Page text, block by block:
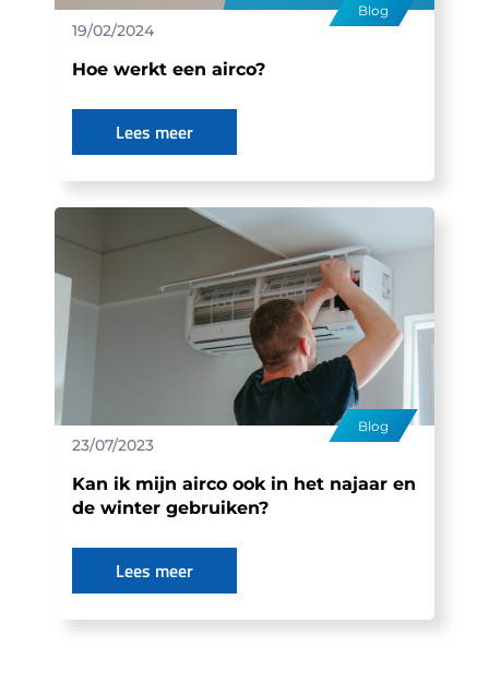
19/02/2024
Blog
Hoe werkt een airco?
Lees meer
23/07/2023
Blog
Kan ik mijn airco ook in het najaar en
de winter gebruiken?
Lees meer